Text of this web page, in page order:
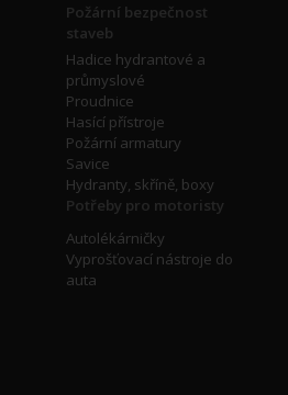
Požární bezpečnost
staveb
Hadice hydrantové a
průmyslové
Proudnice
Hasící přístroje
Požární armatury
Savice
Hydranty, skříně, boxy
Potřeby pro motoristy
Autolékárničky
Vyprošťovací nástroje do
auta